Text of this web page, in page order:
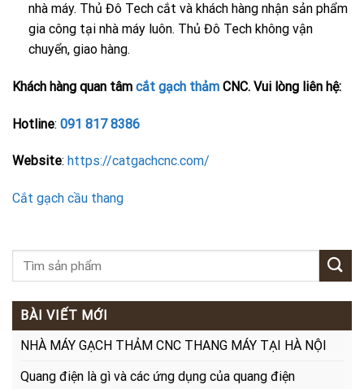
nhà máy. Thủ Đô Tech cắt và khách hàng nhận sản phẩm
gia công tại nhà máy luôn. Thủ Đô Tech không vận
chuyển, giao hàng.
Khách hàng quan tâm cắt gạch thảm CNC. Vui lòng liên hệ:
Hotline: 091 817 8386
Website: https://catgachcnc.com/
Cắt gạch cầu thang
BÀI VIẾT MỚI
NHÀ MÁY GẠCH THẢM CNC THANG MÁY TẠI HÀ NỘI
Quang điện là gì và các ứng dụng của quang điện